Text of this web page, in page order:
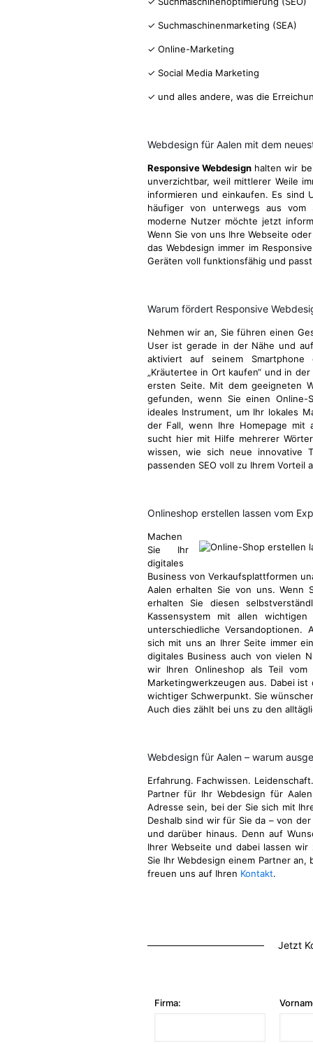
✓ Suchmaschinenmarketing (SEA)
✓ Online-Marketing
✓ Social Media Marketing
✓ und alles andere, was die
Webdesign für Aalen mit dem
Responsive Webdesignhalten wir
unverzichtbar, weil mittlerer Weile
informieren und einkaufen. Es sind
häufiger von unterwegs aus vom
moderne Nutzer möchte jetzt
Wenn Sie von uns Ihre Webseite
das Webdesign immer im
Geräten voll funktionsfähig und
Warum fördert Responsive
Nehmen wir an, Sie führen einen
User ist gerade in der Nähe und
aktiviert auf seinem
„Kräutertee in Ort kaufen“ und in
ersten Seite. Mit dem geeigneten
gefunden, wenn Sie einen
ideales Instrument, um Ihr lokales
der Fall, wenn Ihre Homepage mit
sucht hier mit Hilfe mehrerer
wissen, wie sich neue innovative
passenden SEO voll zu Ihrem Vorteil
Onlineshop erstellen lassen vom
Machen
Sie Ihr
digitales
Business von Verkaufsplattformen
Aalen erhalten Sie von uns. Wenn
erhalten Sie diesen
Kassensystem mit allen
unterschiedliche
sich mit uns an Ihrer Seite immer
digitales Business auch von vielen
wir Ihren Onlineshop als Teil vom
Marketingwerkzeugen aus. Dabei ist
wichtiger Schwerpunkt. Sie
Auch dies zählt bei uns zu den
Webdesign für Aalen – warum
Erfahrung. Fachwissen.
Partner für Ihr Webdesign für
Adresse sein, bei der Sie sich mit
Deshalb sind wir für Sie da – von
und darüber hinaus. Denn auf
Ihrer Webseite und dabei lassen
Sie Ihr Webdesign einem Partner
freuen uns auf Ihren Kontakt.
Jetzt
Firma: